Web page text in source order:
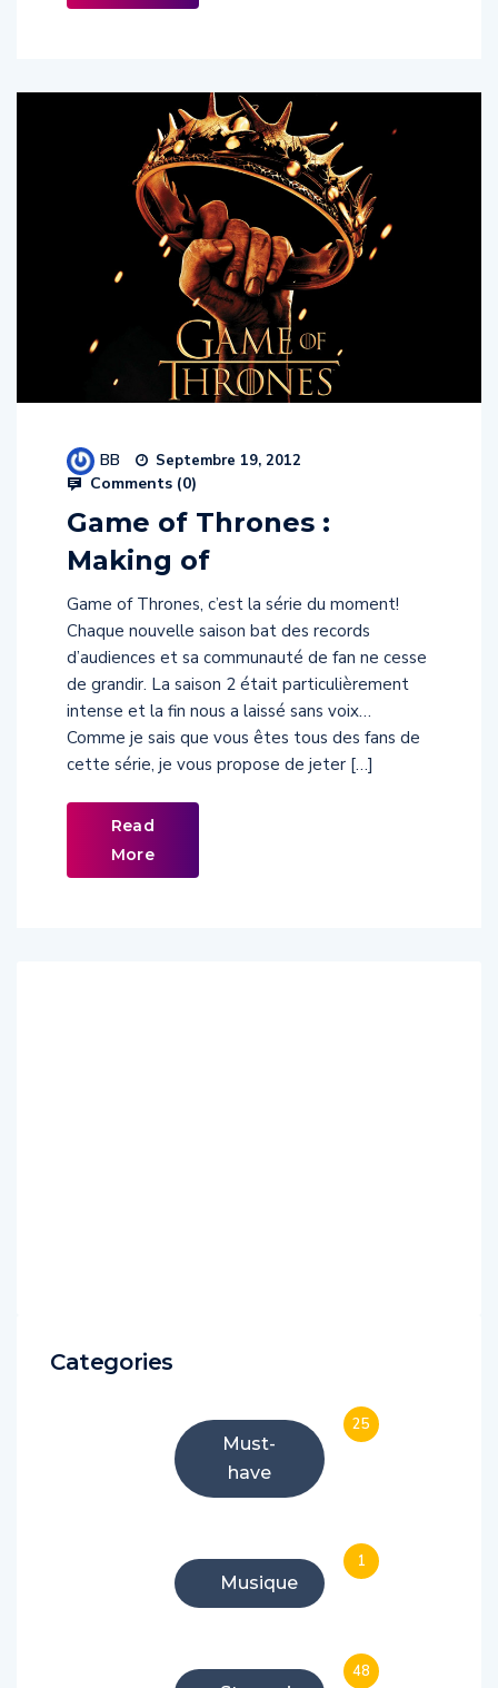
BB Septembre 19, 2012
Comments (0)
Game of Thrones :
Making of
Game of Thrones, c’est la série du moment!
Chaque nouvelle saison bat des records
d’audiences et sa communauté de fan ne cesse
de grandir. La saison 2 était particulièrement
intense et la fin nous a laissé sans voix…
Comme je sais que vous êtes tous des fans de
cette série, je vous propose de jeter […]
Read
More
Categories
Must-
have
25
Musique
1
48